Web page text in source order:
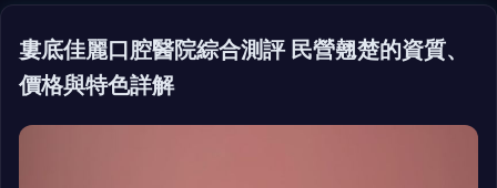
婁底佳麗口腔醫院綜合測評 民營翹楚的資質、
價格與特色詳解